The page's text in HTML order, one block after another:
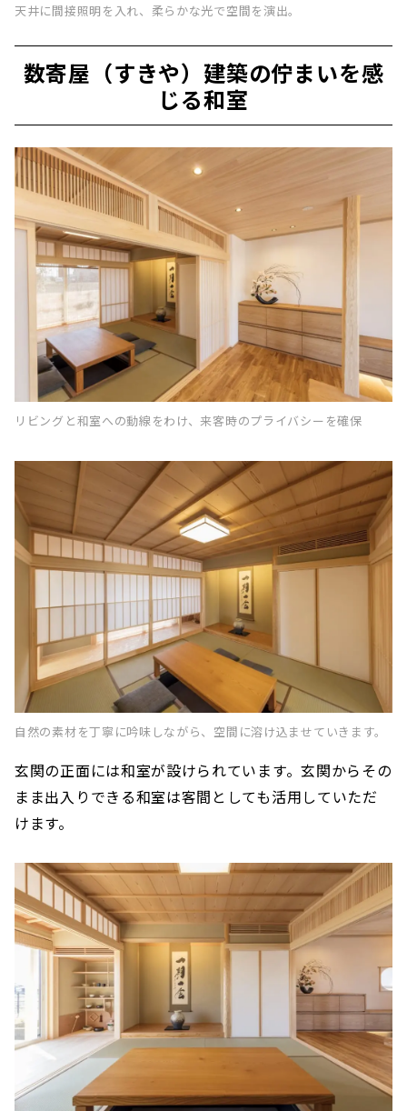
天井に間接照明を入れ、柔らかな光で空間を演出。
数寄屋（すきや）建築の佇まいを感
じる和室
リビングと和室への動線をわけ、来客時のプライバシーを確保
自然の素材を丁寧に吟味しながら、空間に溶け込ませていきます。
玄関の正面には和室が設けられています。玄関からその
まま出入りできる和室は客間としても活用していただ
けます。